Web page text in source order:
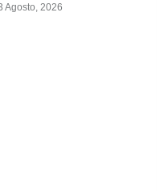
Agosto, 2026